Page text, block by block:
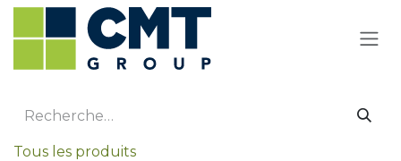
Se rendre au contenu
Tous les produits